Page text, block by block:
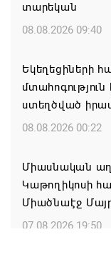
տարեկան
08.08.2026 09:40
Եկեղեցիների
մտահոգություն
ստեղծված
08.08.2026 00:22
Միասնական
Կաթողիկոսի
Միածնաէջ
07.08.2026 19:50